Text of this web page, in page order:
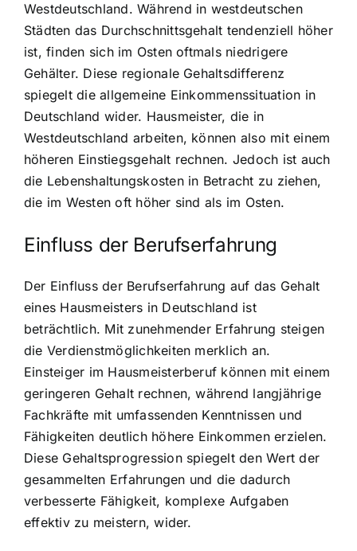
Westdeutschland. Während in westdeutschen
Städten das Durchschnittsgehalt tendenziell höher
ist, finden sich im Osten oftmals niedrigere
Gehälter. Diese regionale Gehaltsdifferenz
spiegelt die allgemeine Einkommenssituation in
Deutschland wider. Hausmeister, die in
Westdeutschland arbeiten, können also mit einem
höheren Einstiegsgehalt rechnen. Jedoch ist auch
die Lebenshaltungskosten in Betracht zu ziehen,
die im Westen oft höher sind als im Osten.
Einfluss der Berufserfahrung
Der Einfluss der Berufserfahrung auf das Gehalt
eines Hausmeisters in Deutschland ist
beträchtlich. Mit zunehmender Erfahrung steigen
die Verdienstmöglichkeiten merklich an.
Einsteiger im Hausmeisterberuf können mit einem
geringeren Gehalt rechnen, während langjährige
Fachkräfte mit umfassenden Kenntnissen und
Fähigkeiten deutlich höhere Einkommen erzielen.
Diese Gehaltsprogression spiegelt den Wert der
gesammelten Erfahrungen und die dadurch
verbesserte Fähigkeit, komplexe Aufgaben
effektiv zu meistern, wider.